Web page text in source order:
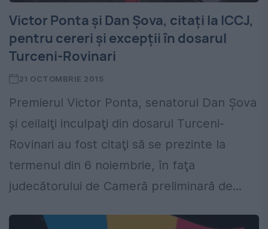
Victor Ponta şi Dan Şova, citaţi la ICCJ,
pentru cereri şi excepţii în dosarul
Turceni-Rovinari
21 OCTOMBRIE 2015
Premierul Victor Ponta, senatorul Dan Şova
şi ceilalţi inculpaţi din dosarul Turceni-
Rovinari au fost citaţi să se prezinte la
termenul din 6 noiembrie, în faţa
judecătorului de Cameră preliminară de...